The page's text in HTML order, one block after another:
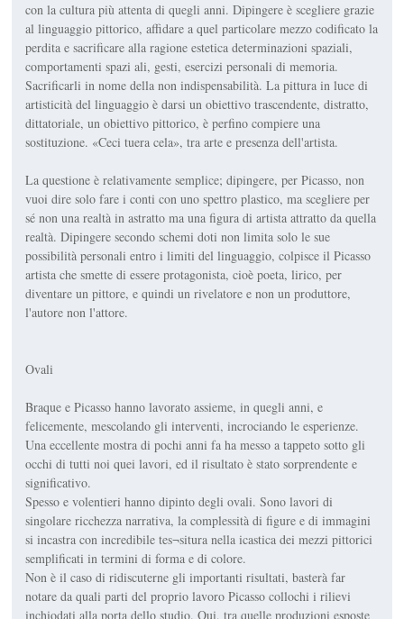
con la cultura più attenta di quegli anni. Dipingere è scegliere grazie
al linguaggio pittorico, affidare a quel particolare mezzo codificato la
perdita e sacrificare alla ragione estetica determinazioni spaziali,
comportamenti spazi ali, gesti, esercizi personali di memoria.
Sacrificarli in nome della non indispensabilità. La pittura in luce di
artisticità del linguaggio è darsi un obiettivo trascendente, distratto,
dittatoriale, un obiettivo pittorico, è perfino compiere una
sostituzione. «Ceci tuera cela», tra arte e presenza dell'artista.
La questione è relativamente semplice; dipingere, per Picasso, non
vuoi dire solo fare i conti con uno spettro plastico, ma scegliere per
sé non una realtà in astratto ma una figura di artista attratto da quella
realtà. Dipingere secondo schemi doti non limita solo le sue
possibilità personali entro i limiti del linguaggio, colpisce il Picasso
artista che smette di essere protagonista, cioè poeta, lirico, per
diventare un pittore, e quindi un rivelatore e non un produttore,
l'autore non l'attore.
Ovali
Braque e Picasso hanno lavorato assieme, in quegli anni, e
felicemente, mescolando gli interventi, incrociando le esperienze.
Una eccellente mostra di pochi anni fa ha messo a tappeto sotto gli
occhi di tutti noi quei lavori, ed il risultato è stato sorprendente e
significativo.
Spesso e volentieri hanno dipinto degli ovali. Sono lavori di
singolare ricchezza narrativa, la complessità di figure e di immagini
si incastra con incredibile tes¬situra nella icastica dei mezzi pittorici
semplificati in termini di forma e di colore.
Non è il caso di ridiscuterne gli importanti risultati, basterà far
notare da quali parti del proprio lavoro Picasso collochi i rilievi
inchiodati alla porta dello studio. Qui, tra quelle produzioni esposte